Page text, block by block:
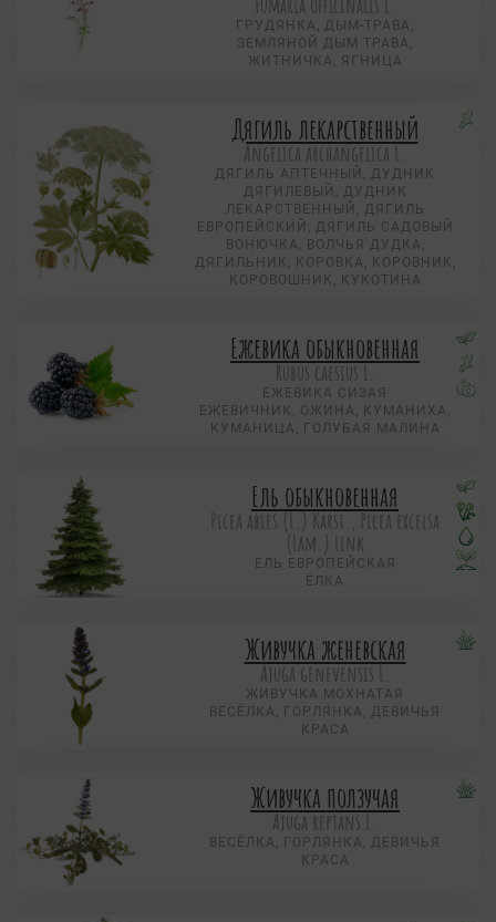
ГРУДЯНКА, ДЫМ-ТРАВА,
ЗЕМЛЯНОЙ ДЫМ ТРАВА,
ЖИТНИЧКА, ЯГНИЦА
Дягиль лекарственный
Angelica archangelica L.
ДЯГИЛЬ АПТЕЧНЫЙ, ДУДНИК
ДЯГИЛЕВЫЙ, ДУДНИК
ЛЕКАРСТВЕННЫЙ, ДЯГИЛЬ
ЕВРОПЕЙСКИЙ, ДЯГИЛЬ САДОВЫЙ
ВОНЮЧКА, ВОЛЧЬЯ ДУДКА,
ДЯГИЛЬНИК, КОРОВКА, КОРОВНИК,
КОРОВОШНИК, КУКОТИНА
Ежевика обыкновенная
Rubus caesius L.
ЕЖЕВИКА СИЗАЯ
ЕЖЕВИЧНИК, ОЖИНА, КУМАНИХА,
КУМАНИЦА, ГОЛУБАЯ МАЛИНА
Ель обыкновенная
Picea abies (L.) Karst., Picea excelsa
(Lam.) Link
ЕЛЬ ЕВРОПЕЙСКАЯ
ЁЛКА
Живучка женевская
Ajuga genevensis L.
ЖИВУЧКА МОХНАТАЯ
ВЕСЁЛКА, ГОРЛЯНКА, ДЕВИЧЬЯ
КРАСА
Живучка ползучая
Аjuga reptans L.
ВЕСЁЛКА, ГОРЛЯНКА, ДЕВИЧЬЯ
КРАСА